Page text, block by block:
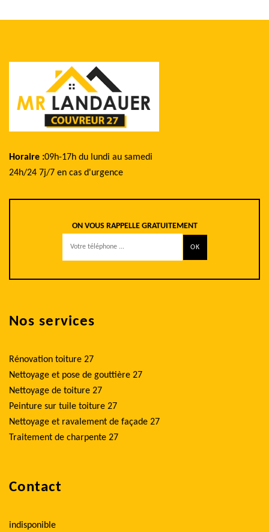
Horaire :09h-17h du lundi au samedi
24h/24 7j/7 en cas d'urgence
ON VOUS RAPPELLE GRATUITEMENT
Nos services
Rénovation toiture 27
Nettoyage et pose de gouttière 27
Nettoyage de toiture 27
Peinture sur tuile toiture 27
Nettoyage et ravalement de façade 27
Traitement de charpente 27
Contact
indisponible